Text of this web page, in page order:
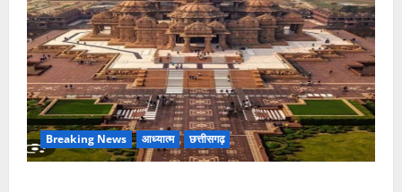
Breaking News आध्यात्म छत्तीसगढ़